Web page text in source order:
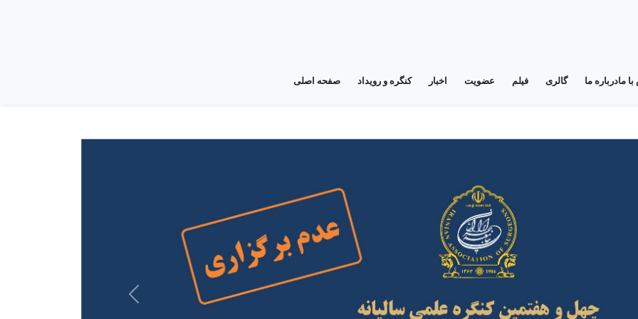
صفحه اصلی کنگره و رویداد اخبار عضویت فیلم گالری درباره ماما
Next